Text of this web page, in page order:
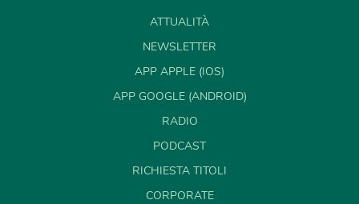
ATTUALITÀ
NEWSLETTER
APP APPLE (IOS)
APP GOOGLE (ANDROID)
RADIO
PODCAST
RICHIESTA TITOLI
CORPORATE